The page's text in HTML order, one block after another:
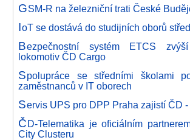
GSM-R na železniční trati České
IoT se dostává do studijních oborů
Bezpečnostní systém ETCS
lokomotiv ČD Cargo
Spolupráce se středními školami
zaměstnanců v IT oborech
Servis UPS pro DPP Praha zajistí ČD -
ČD-Telematika je oficiálním
City Clusteru